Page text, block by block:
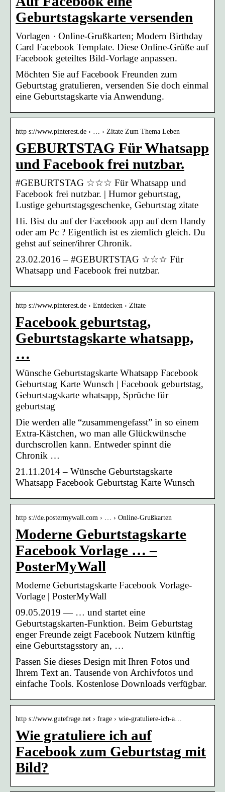
Geburtstagskarte versenden
Vorlagen · Online-Grußkarten; Modern Birthday
Card Facebook Template. Diese Online-Grüße auf
Facebook geteiltes Bild-Vorlage anpassen.
Möchten Sie auf Facebook Freunden zum
Geburtstag gratulieren, versenden Sie doch einmal
eine Geburtstagskarte via Anwendung.
http s://www.pinterest.de › … › Zitate Zum Thema Leben
GEBURTSTAG Für Whatsapp
und Facebook frei nutzbar.
#GEBURTSTAG ☆☆☆ Für Whatsapp und
Facebook frei nutzbar. | Humor geburtstag,
Lustige geburtstagsgeschenke, Geburtstag zitate
Hi. Bist du auf der Facebook app auf dem Handy
oder am Pc ? Eigentlich ist es ziemlich gleich. Du
gehst auf seiner/ihrer Chronik.
23.02.2016 – #GEBURTSTAG ☆☆☆ Für
Whatsapp und Facebook frei nutzbar.
http s://www.pinterest.de › Entdecken › Zitate
Facebook geburtstag,
Geburtstagskarte whatsapp,
…
Wünsche Geburtstagskarte Whatsapp Facebook
Geburtstag Karte Wunsch | Facebook geburtstag,
Geburtstagskarte whatsapp, Sprüche für
geburtstag
Die werden alle “zusammengefasst” in so einem
Extra-Kästchen, wo man alle Glückwünsche
durchscrollen kann. Entweder spinnt die
Chronik …
21.11.2014 – Wünsche Geburtstagskarte
Whatsapp Facebook Geburtstag Karte Wunsch
http s://de.postermywall.com › … › Online-Grußkarten
Moderne Geburtstagskarte
Facebook Vorlage … –
PosterMyWall
Moderne Geburtstagskarte Facebook Vorlage-
Vorlage | PosterMyWall
09.05.2019 — … und startet eine
Geburtstagskarten-Funktion. Beim Geburtstag
enger Freunde zeigt Facebook Nutzern künftig
eine Geburtstagsstory an, …
Passen Sie dieses Design mit Ihren Fotos und
Ihrem Text an. Tausende von Archivfotos und
einfache Tools. Kostenlose Downloads verfügbar.
http s://www.gutefrage.net › frage › wie-gratuliere-ich-a…
Wie gratuliere ich auf
Facebook zum Geburtstag mit
Bild?